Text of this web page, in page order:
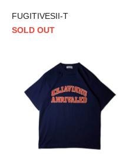
FUGITIVESII-T
SOLD OUT